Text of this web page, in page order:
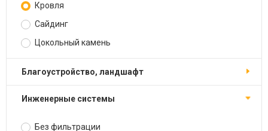
Кровля
Сайдинг
Цокольный камень
Благоустройство, ландшафт
Инженерные системы
Без фильтрации